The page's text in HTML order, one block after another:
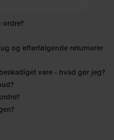
og efterfølgende returnerer
vare - hvad gør jeg?